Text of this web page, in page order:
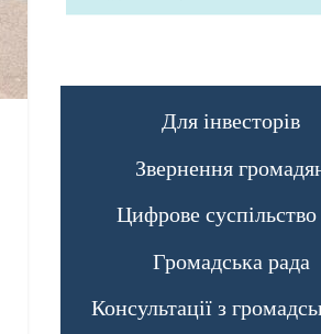
Для інвесторів
Звернення
Цифрове суспільство
Громадська рада
Консультації з